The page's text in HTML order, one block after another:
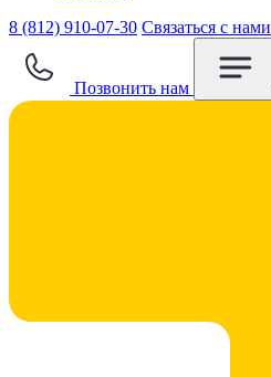
8 (812) 910-07-30 Связаться с нами
Позвонить нам